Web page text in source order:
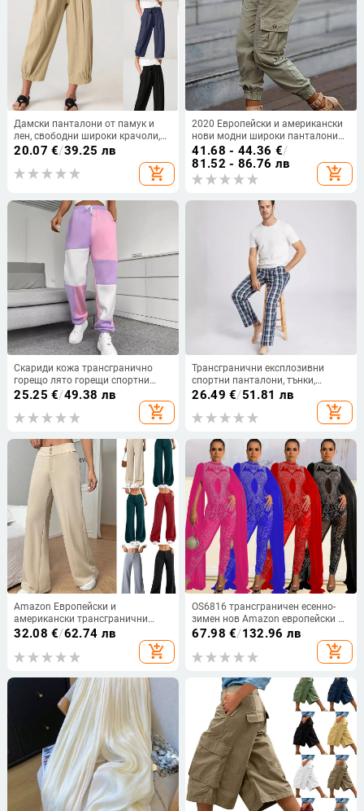
Дамски панталони от памук и
лен, свободни широки крачоли,
средна талия, летни панталони,
20.07 €/39.25 лв
add_shopping_cart
2020 Европейски и американски
нови модни широки панталони
до глезена в корейски стил с
много джобове, малки къси
панталони за жени
41.68 - 44.36 €/
81.52 - 86.76 лв
add_shopping_cart
Скариди кожа трансгранично
горещо лято горещи спортни
панталони с дълги крака,
25.25 €/49.38 лв
add_shopping_cart
Трансгранични експлозивни
спортни панталони, тънки,
дишащи, увиснали, за всички
26.49 €/51.81 лв
add_shopping_cart
Amazon Европейски и
американски трансгранични
универсални нови дамски дрехи,
плътен цвят, висока талия,
свободни, еластични, леко
ежедневни, широки крачоли за
32.08 €/62.74 лв
add_shopping_cart
OS6816 трансграничен есенно-
зимен нов Amazon европейски и
американски дамски секси
мрежест гащеризон с кристали и
перспектива за нощен клуб
67.98 €/132.96 лв
add_shopping_cart